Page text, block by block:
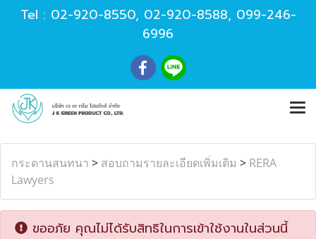
Tel : 02-920-8550, 02-920-8588, 099-246-
6996
กระดานสนทนา > สอบถามรายละเอียดเพิ่มเติม > RERA
Lawyers
ขออภัย คุณไม่ได้รับสิทธิในการเข้าใช้งานในส่วนนี้